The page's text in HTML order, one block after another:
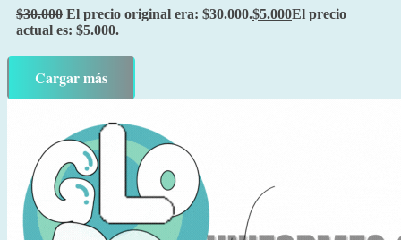
$30.000 El precio original era: $30.000.$5.000El precio
actual es: $5.000.
Cargar más